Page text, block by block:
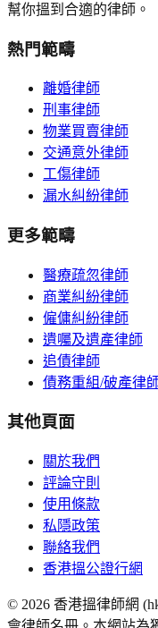
幫你搵到合適的律師。
熱門範疇
離婚律師
刑事律師
物業買賣律師
交通意外律師
工傷律師
漏水糾紛律師
更多範疇
醫療疏忽律師
商業糾紛律師
僱傭糾紛律師
遺囑及遺產律師
追債律師
債務重組/破產律
其他頁面
關於我們
評論守則
使用條款
私隱政策
聯絡我們
香港搵公證行網
© 2026 香港搵律師網